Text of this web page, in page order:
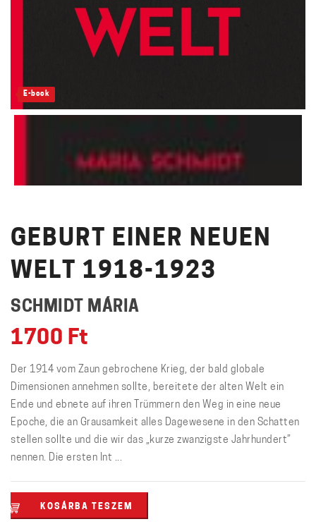
E-book
GEBURT EINER NEUEN
WELT 1918-1923
SCHMIDT MÁRIA
1700 Ft
Der 1914 vom Zaun gebrochene Krieg, der bald globale
Dimensionen annehmen sollte, bereitete der alten Welt ein
Ende und ebnete auf ihren Trümmern den Weg in eine neue
Epoche, die an Grausamkeit alles Dagewesene in den Schatten
stellen sollte und die wir das „kurze zwanzigste Jahrhundert”
nennen. Die ersten Int ...
Geburt
einer
KOSÁRBA TESZEM